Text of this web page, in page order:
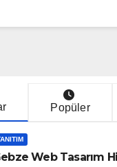
Popüler
Web Tasarım